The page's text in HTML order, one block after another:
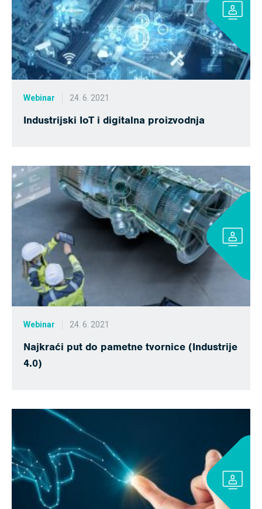
Webinar 24. 6. 2021
Industrijski IoT i digitalna proizvodnja
Webinar 24. 6. 2021
Najkraći put do pametne tvornice (Industrije
4.0)